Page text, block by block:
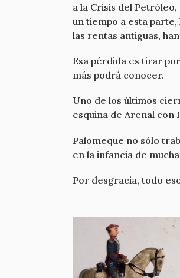
a la Crisis del
un tiempo a esta
las rentas antiguas,
Esa pérdida es tirar
más podrá conocer.
Uno de los últimos
esquina de Arenal con
Palomeque no sólo
en la infancia de
Por desgracia, todo